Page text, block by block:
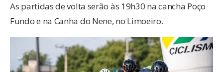
As partidas de volta serão às 19h30 na cancha Poço
Fundo e na Canha do Nene, no Limoeiro.